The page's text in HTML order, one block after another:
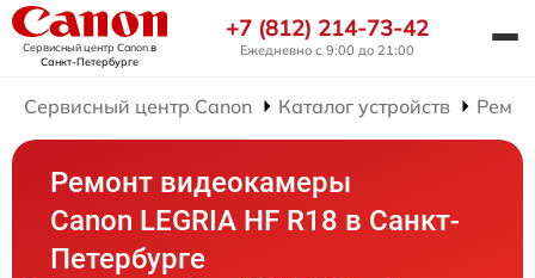
Сервисный центр Canonв
Санкт-Петербурге
+7 (812) 214-73-42
Ежедневно с 9:00 до 21:00
Сервисный центр Canon Каталог устройств
Ремонт видеокамеры
Canon LEGRIA HF R18 в Санкт-
Петербурге